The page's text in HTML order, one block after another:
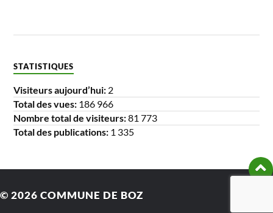
STATISTIQUES
Visiteurs aujourd’hui: 2
Total des vues: 186 966
Nombre total de visiteurs:81 773
Total des publications: 1 335
© 2026 COMMUNE DE BOZ